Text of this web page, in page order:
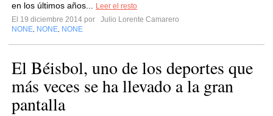
en los últimos años...
Leer el resto
El 19 diciembre 2014 por
Julio Lorente Camarero
NONE NONE NONE
El Béisbol, uno de los deportes que
más veces se ha llevado a la gran
pantalla